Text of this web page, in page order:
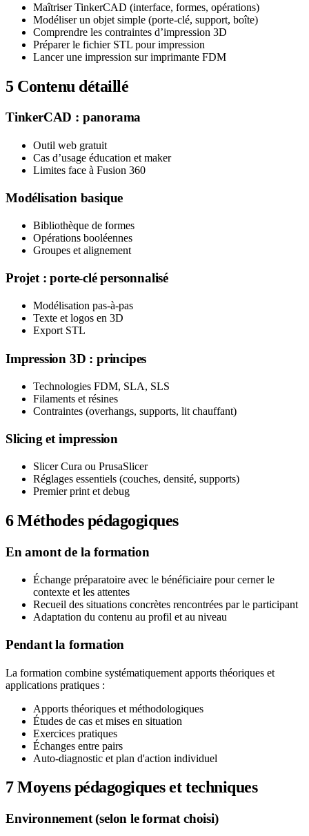
Maîtriser TinkerCAD (interface, formes, opérations)
Modéliser un objet simple (porte-clé, support, boîte)
Comprendre les contraintes d’impression 3D
Préparer le fichier STL pour impression
Lancer une impression sur imprimante FDM
5Contenu détaillé
TinkerCAD : panorama
Outil web gratuit
Cas d’usage éducation et maker
Limites face à Fusion 360
Modélisation basique
Bibliothèque de formes
Opérations booléennes
Groupes et alignement
Projet : porte-clé personnalisé
Modélisation pas-à-pas
Texte et logos en 3D
Export STL
Impression 3D : principes
Technologies FDM, SLA, SLS
Filaments et résines
Contraintes (overhangs, supports, lit chauffant)
Slicing et impression
Slicer Cura ou PrusaSlicer
Réglages essentiels (couches, densité, supports)
Premier print et debug
6Méthodes pédagogiques
En amont de la formation
Échange préparatoire avec le bénéficiaire pour cerner le
contexte et les attentes
Recueil des situations concrètes rencontrées par le participant
Adaptation du contenu au profil et au niveau
Pendant la formation
La formation combine systématiquement apports théoriques et
applications pratiques :
Apports théoriques et méthodologiques
Études de cas et mises en situation
Exercices pratiques
Échanges entre pairs
Auto-diagnostic et plan d'action individuel
7Moyens pédagogiques et techniques
Environnement (selon le format choisi)